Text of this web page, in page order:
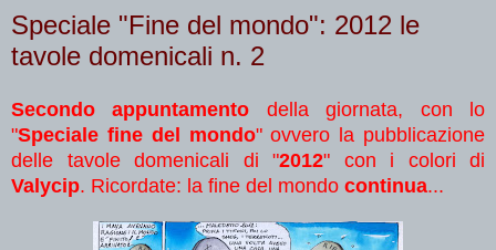
Speciale "Fine del mondo": 2012 le
tavole domenicali n. 2
Secondo appuntamento della giornata, con lo
"Speciale fine del mondo" ovvero la pubblicazione
delle tavole domenicali di "2012" con i colori di
Valycip. Ricordate: la fine del mondo continua...